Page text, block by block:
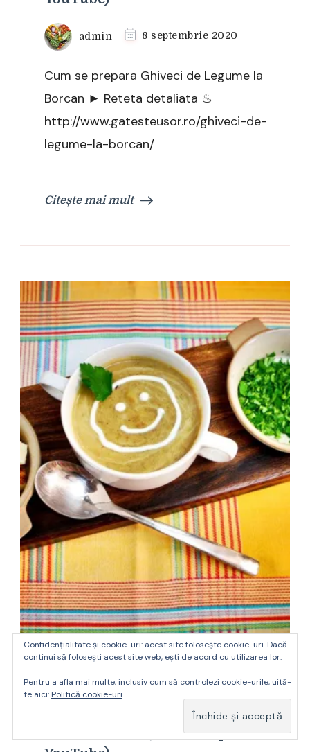
admin 8 septembrie 2020
Cum se prepara Ghiveci de Legume la
Borcan ► Reteta detaliata ♨
http://www.gatesteusor.ro/ghiveci-de-
legume-la-borcan/
Citește mai mult
Linte Retete video Supe & Ciorbe
VIDEO: Reteta supă cremă de linte
– Horia Vîrlan (Totul Despre Mame
Confidențialitate și cookie-uri: acest site folosește cookie-uri. Dacă
continui să folosești acest site web, ești de acord cu utilizarea lor.
Pentru a afla mai multe, inclusiv cum să controlezi cookie-urile, uită-
te aici: Politică cookie-uri